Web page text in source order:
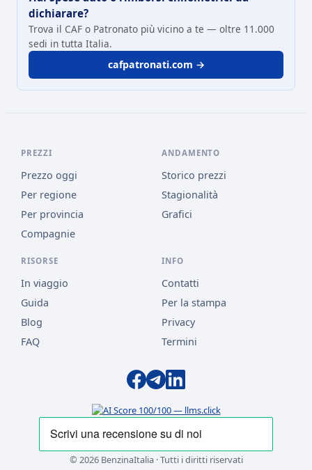
dichiarare?
Trova il CAF o Patronato più vicino a te — oltre 11.000
sedi in tutta Italia.
cafpatronati.com →
PREZZI
Prezzo oggi
Per regione
Per provincia
Compagnie
ANDAMENTO
Storico prezzi
Stagionalità
Grafici
RISORSE
In viaggio
Guida
Blog
FAQ
INFO
Contatti
Per la stampa
Privacy
Termini
© 2026 BenzinaItalia · Tutti i diritti riservati